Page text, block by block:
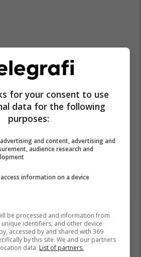
Prania e shtuar e
gjarpërinjve në lumin
for your consent to use
data for the following
purposes:
and content, advertising and
audience research and
information on a device
be processed and information from
identifiers, and other device
accessed by and shared with 369
by this site. We and our partners
data. List of partners.